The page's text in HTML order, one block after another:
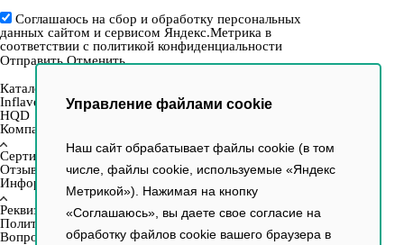
Управление файлами cookie
Наш сайт обрабатывает файлы cookie (в том
числе, файлы cookie, используемые «Яндекс
Метрикой»). Нажимая на кнопку
«Соглашаюсь», вы даете свое согласие на
обработку файлов cookie вашего браузера в
Соглашаюсь на сбор и обработку персональных
данных сайтом и сервисом Яндекс.Метрика в
соответствии с политикой конфиденциальности
Отправить Отменить
Каталог
Inflave
HQD
Компания
Сертификаты
Отзывы
Информация
Реквизиты
Политика
Вопрос–ответ